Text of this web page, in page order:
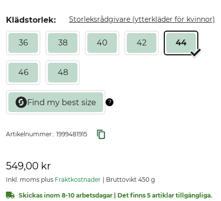
Klädstorlek: Storleksrådgivare (ytterkläder för kvinnor)
36 38 40 42 44
46 48
Artikelnummer.: 1999481915
549,00 kr
Inkl. moms plus Fraktkostnader Bruttovikt 450 g
Skickas inom 8-10 arbetsdagar | Det finns 5 artiklar tillgängliga.